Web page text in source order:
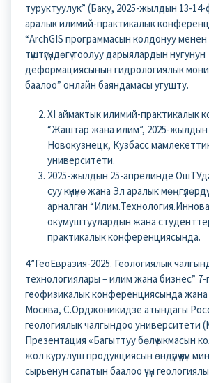
туруктуулук” (Баку, 2025-жылдын 13-
аралык илимий-практикалык
“ArchGIS программасын колдонуу
түштүгүндөгү тоолуу дарыялардын нугунун
деформациясынын гидрологиялык
баалоо” онлайн баяндамасы угушту.
XI аймактык илимий-практикалык
“Жаштар жана илим”, 2025-
Новокузнецк, Кузбасс
университети.
2025-жылдын 25-апрелинде ОшТУда
суу күнүнө жана Эл аралык
арналган
окумуштуулардын жана
практикалык конференциясында.
4.”ГеоЕвразия-2025. Геологиялык
технологиялары – илим жана бизнес” 7-
геофизикалык конференциясында жана
Москва, С.Орджоникидзе атындагы
геологиялык чалгындоо университети
Презентация «Багыттуу бөлүү ыкмасын
жол курулуш продукциясын өндүрүү үчүн
сырьенун сапатын баалоо үчүн